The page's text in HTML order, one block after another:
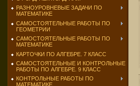
РАЗНОУРОВНЕВЫЕ ЗАДАЧИ ПО
МАТЕМАТИКЕ
САМОСТОЯТЕЛЬНЫЕ РАБОТЫ ПО
ГЕОМЕТРИИ
САМОСТОЯТЕЛЬНЫЕ РАБОТЫ ПО
МАТЕМАТИКЕ
КАРТОЧКИ ПО АЛГЕБРЕ. 7 КЛАСС
САМОСТОЯТЕЛЬНЫЕ И КОНТРОЛЬНЫЕ
РАБОТЫ ПО АЛГЕБРЕ. 9 КЛАСС
КОНТРОЛЬНЫЕ РАБОТЫ ПО
МАТЕМАТИКЕ